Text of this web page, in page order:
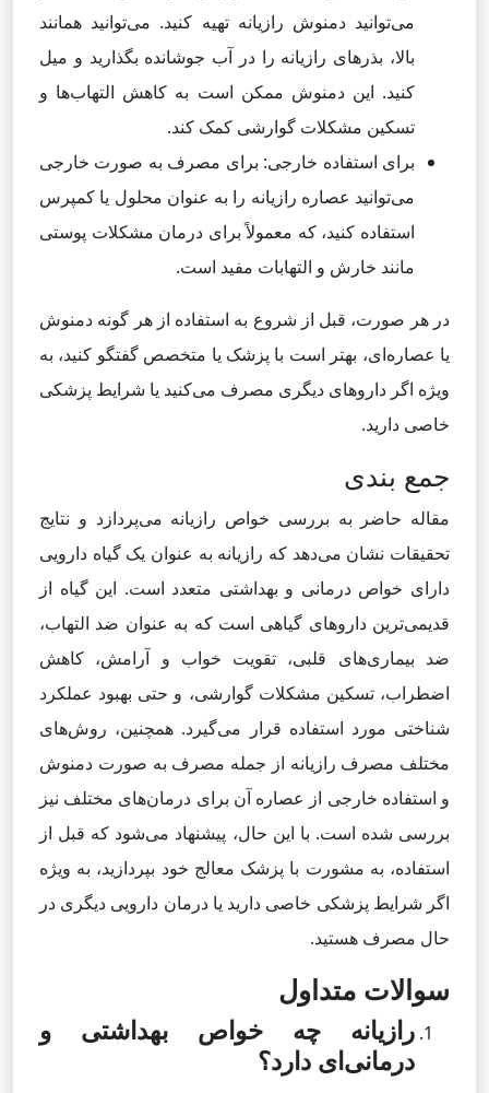
می‌توانید دمنوش رازیانه تهیه کنید. می‌توانید همانند
بالا، بذرهای رازیانه را در آب جوشانده بگذارید و میل
کنید. این دمنوش ممکن است به کاهش التهاب‌ها و
تسکین مشکلات گوارشی کمک کند.
برای استفاده خارجی: برای مصرف به صورت خارجی
می‌توانید عصاره رازیانه را به عنوان محلول یا کمپرس
استفاده کنید، که معمولاً برای درمان مشکلات پوستی
مانند خارش و التهابات مفید است.
در هر صورت، قبل از شروع به استفاده از هر گونه دمنوش
یا عصاره‌ای، بهتر است با پزشک یا متخصص گفتگو کنید، به
ویژه اگر داروهای دیگری مصرف می‌کنید یا شرایط پزشکی
خاصی دارید.
جمع بندی
مقاله حاضر به بررسی خواص رازیانه می‌پردازد و نتایج
تحقیقات نشان می‌دهد که رازیانه به عنوان یک گیاه دارویی
دارای خواص درمانی و بهداشتی متعدد است. این گیاه از
قدیمی‌ترین داروهای گیاهی است که به عنوان ضد التهاب،
ضد بیماری‌های قلبی، تقویت خواب و آرامش، کاهش
اضطراب، تسکین مشکلات گوارشی، و حتی بهبود عملکرد
شناختی مورد استفاده قرار می‌گیرد. همچنین، روش‌های
مختلف مصرف رازیانه از جمله مصرف به صورت دمنوش
و استفاده خارجی از عصاره آن برای درمان‌های مختلف نیز
بررسی شده است. با این حال، پیشنهاد می‌شود که قبل از
استفاده، به مشورت با پزشک معالج خود بپردازید، به ویژه
اگر شرایط پزشکی خاصی دارید یا درمان دارویی دیگری در
حال مصرف هستید.
سوالات متداول
رازیانه چه خواص بهداشتی و
درمانی‌ای دارد؟